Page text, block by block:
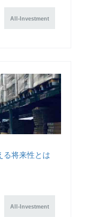
All-Investment
る将来性とは
All-Investment